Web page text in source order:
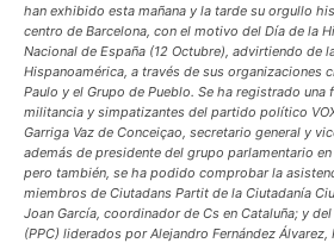
han exhibido esta mañana y la tarde su orgullo
centro de Barcelona, con el motivo del Día de la
Nacional de España (12 Octubre), advirtiendo de
Hispanoamérica, a través de sus organizaciones
Paulo y el Grupo de Pueblo. Se ha registrado
militancia y simpatizantes del partido político
Garriga Vaz de Conceiçao, secretario general y
además de presidente del grupo parlamentario
pero también, se ha podido comprobar la
miembros de Ciutadans Partit de la Ciutadanía
Joan García, coordinador de Cs en Cataluña; y
(PPC) liderados por Alejandro Fernández